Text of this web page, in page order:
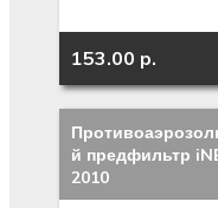
153.00 p.
й предфильтр
2010